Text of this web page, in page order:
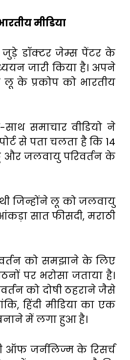
मीडिया
जुड़े डॉक्टर जेम्स पेंटर के
जारी किया है। अपने
के प्रकोप को भारतीय
समाचार वीडियो ने
से पता चलता है कि 14
और जलवायु परिवर्तन के
थी जिन्होंने लू को जलवायु
सात फीसदी, मराठी
को समझाने के लिए
पर भरोसा जताया है।
को दोषी ठहराने जैसे
हिंदी मीडिया का एक
में लगा हुआ है।
ऑफ जर्नलिज्म के रिसर्च